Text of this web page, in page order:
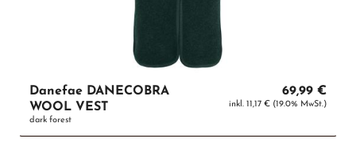
Danefae DANECOBRA
WOOL VEST
dark forest
69,99 €
inkl. 11,17 € (19.0% MwSt.)